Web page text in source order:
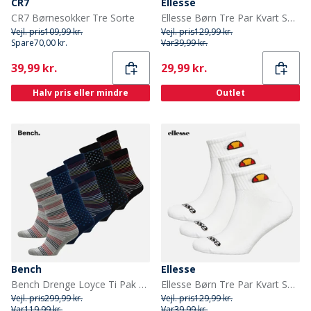
CR7 Børnesokker Tre Sorte
Vejl. pris109,99 kr.
Spare70,00 kr.
Current
39,99 kr.
Halv pris eller mindre
Ellesse Børn Tre Par Kvart Sokker Multi
Vejl. pris129,99 kr.
Var39,99 kr.
Current
29,99 kr.
Outlet
Bench
Bench Drenge Loyce Ti Pak Sokker Multi
Vejl. pris299,99 kr.
Ellesse
Ellesse Børn Tre Par Kvart Sokker Hvid
Vejl. pris129,99 kr.